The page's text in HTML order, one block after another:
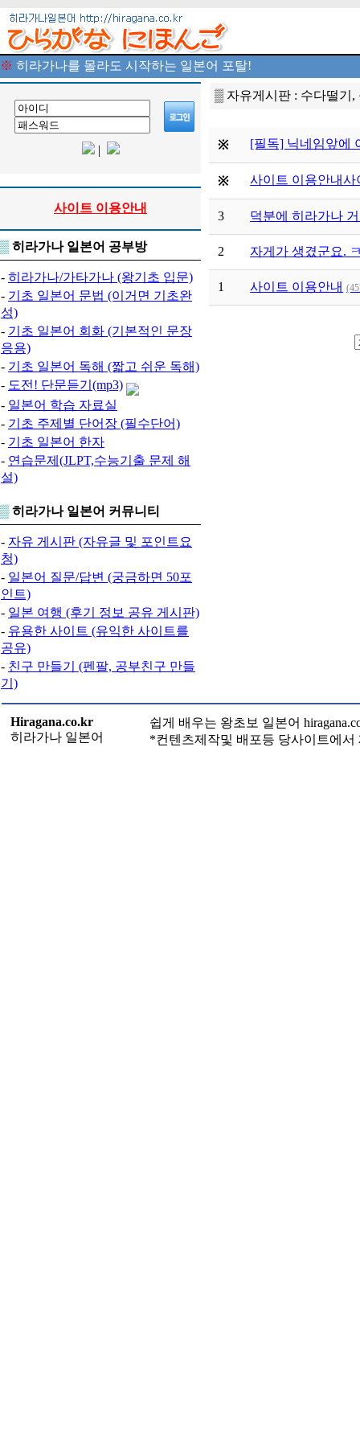
※ 히라가나를 몰라도 시작하는 일본어 포탈!
|
사이트 이용안내
▒히라가나 일본어 공부방
- 히라가나/가타가나 (왕기초 입문)
- 기초 일본어 문법 (이거면 기초완
성)
- 기초 일본어 회화 (기본적인 문장
응용)
- 기초 일본어 독해 (짧고 쉬운 독해)
- 도전! 단문듣기(mp3)
- 일본어 학습 자료실
- 기초 주제별 단어장 (필수단어)
- 기초 일본어 한자
- 연습문제(JLPT,수능기출 문제 해
설)
▒히라가나 일본어 커뮤니티
- 자유 게시판 (자유글 및 포인트요
청)
- 일본어 질문/답변 (궁금하면 50포
인트)
- 일본 여행 (후기 정보 공유 게시판)
- 유용한 사이트 (유익한 사이트를
공유)
- 친구 만들기 (펜팔, 공부친구 만들
기)
▒ 자유게시판 : 수다떨기,
※ [필독] 닉네임앞에
※ 사이트 이용안내사
3 덕분에 히라가나
2 자게가 생겼군요.
1 사이트 이용안내
Hiragana.co.kr
히라가나 일본어
쉽게 배우는 왕초보 일본어
*컨텐츠제작및 배포등 당사이트에